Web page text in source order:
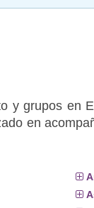
y grupos en
en